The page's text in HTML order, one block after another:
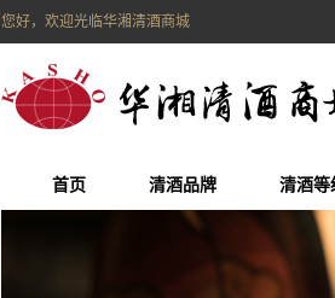
您好，欢迎光临华湘清酒商城
首页 清酒品牌 清酒等